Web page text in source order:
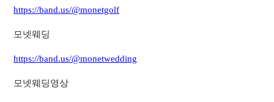
https://band.us/@monetgolf
모넷웨딩
https://band.us/@monetwedding
모넷웨딩영상